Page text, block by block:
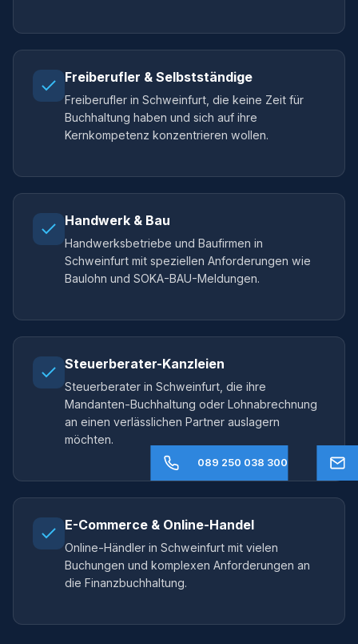
Freiberufler & Selbstständige
Freiberufler in Schweinfurt, die keine Zeit für
Buchhaltung haben und sich auf ihre
Kernkompetenz konzentrieren wollen.
Handwerk & Bau
Handwerksbetriebe und Baufirmen in
Schweinfurt mit speziellen Anforderungen wie
Baulohn und SOKA-BAU-Meldungen.
Steuerberater-Kanzleien
Steuerberater in Schweinfurt, die ihre
Mandanten-Buchhaltung oder Lohnabrechnung
an einen verlässlichen Partner auslagern
möchten.
E-Commerce & Online-Handel
Online-Händler in Schweinfurt mit vielen
Buchungen und komplexen Anforderungen an
die Finanzbuchhaltung.
089 250 038 300